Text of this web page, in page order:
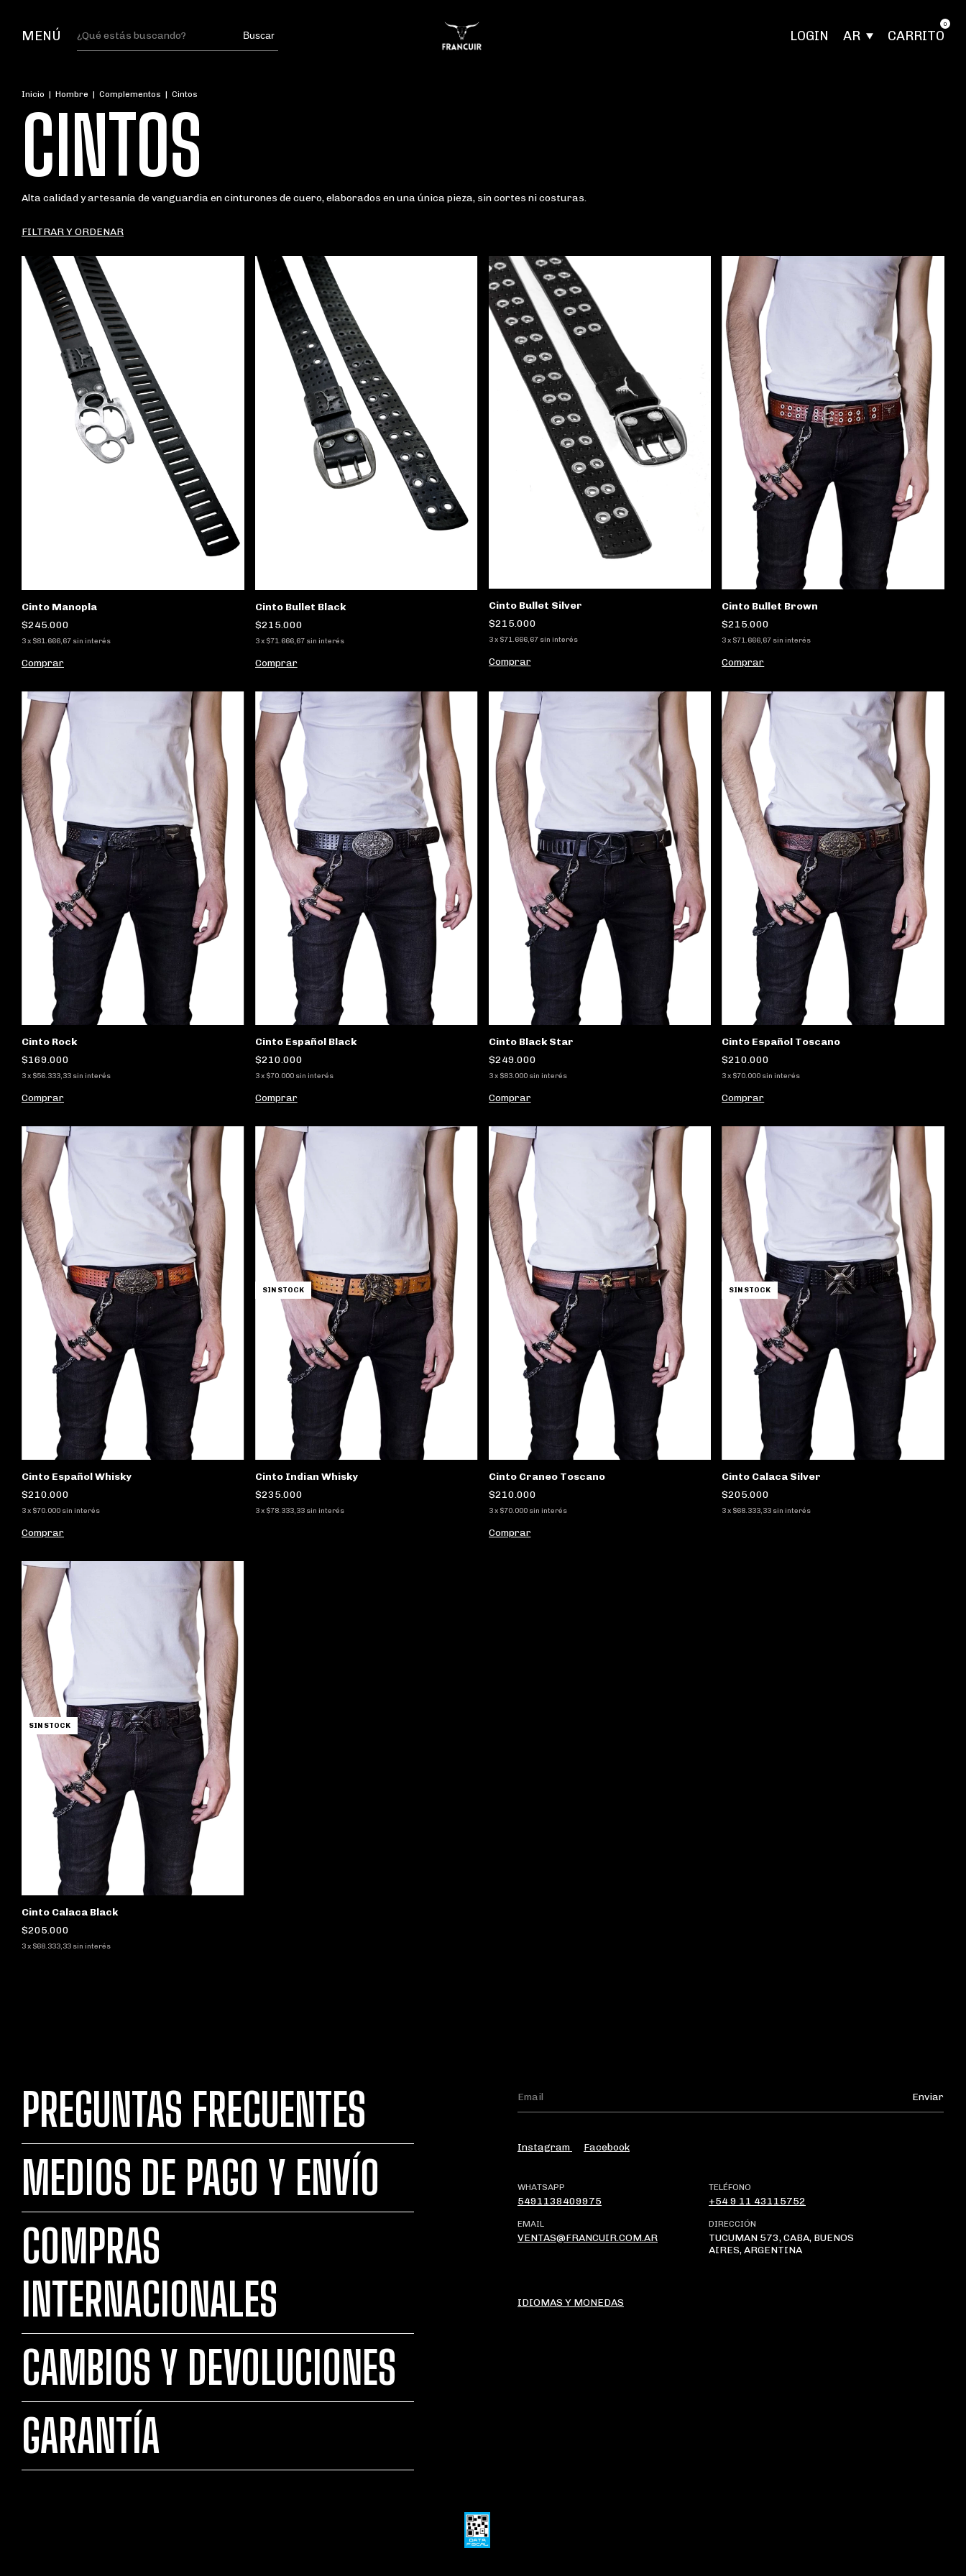
MENÚ Buscar AR
LOGIN CARRITO
0
Inicio | Hombre | Complementos | Cintos
CINTOS
Alta calidad y artesanía de vanguardia en cinturones de cuero, elaborados en una única pieza, sin cortes ni costuras.
FILTRAR Y ORDENAR
Cinto Manopla
$245.000
3x $81.666,67 sin interés
Comprar
Cinto Bullet Black
$215.000
3x $71.666,67 sin interés
Comprar
Cinto Bullet Silver
$215.000
3 x $71.666,67 sin interés
Comprar
Cinto Bullet Brown
$215.000
3x $71.666,67 sin interés
Comprar
Cinto Rock
$169.000
3x $56.333,33 sin interés
Comprar
Cinto Español Black
$210.000
3x $70.000 sin interés
Comprar
Cinto Black Star
$249.000
3 x $83.000 sin interés
Comprar
Cinto Español Toscano
$210.000
3x $70.000 sin interés
Comprar
Cinto Español Whisky
$210.000
3x $70.000 sin interés
Comprar
SIN STOCK
Cinto Indian Whisky
$235.000
3x $78.333,33 sin interés
Cinto Craneo Toscano
$210.000
3 x $70.000 sin interés
Comprar
SIN STOCK
Cinto Calaca Silver
$205.000
3x $68.333,33 sin interés
SIN STOCK
Cinto Calaca Black
$205.000
3x $68.333,33 sin interés
PREGUNTAS FRECUENTES
MEDIOS DE PAGO Y ENVÍO
COMPRAS
INTERNACIONALES
CAMBIOS Y DEVOLUCIONES
GARANTÍA
Instagram Facebook
WHATSAPP
5491138409975
TELÉFONO
+54 9 11 43115752
EMAIL
VENTAS@FRANCUIR.COM.AR
DIRECCIÓN
TUCUMAN 573, CABA, BUENOS
AIRES, ARGENTINA
IDIOMAS Y MONEDAS